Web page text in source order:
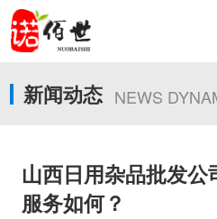
新闻动态 NEWS
山西日用杂品批发
服务如何？